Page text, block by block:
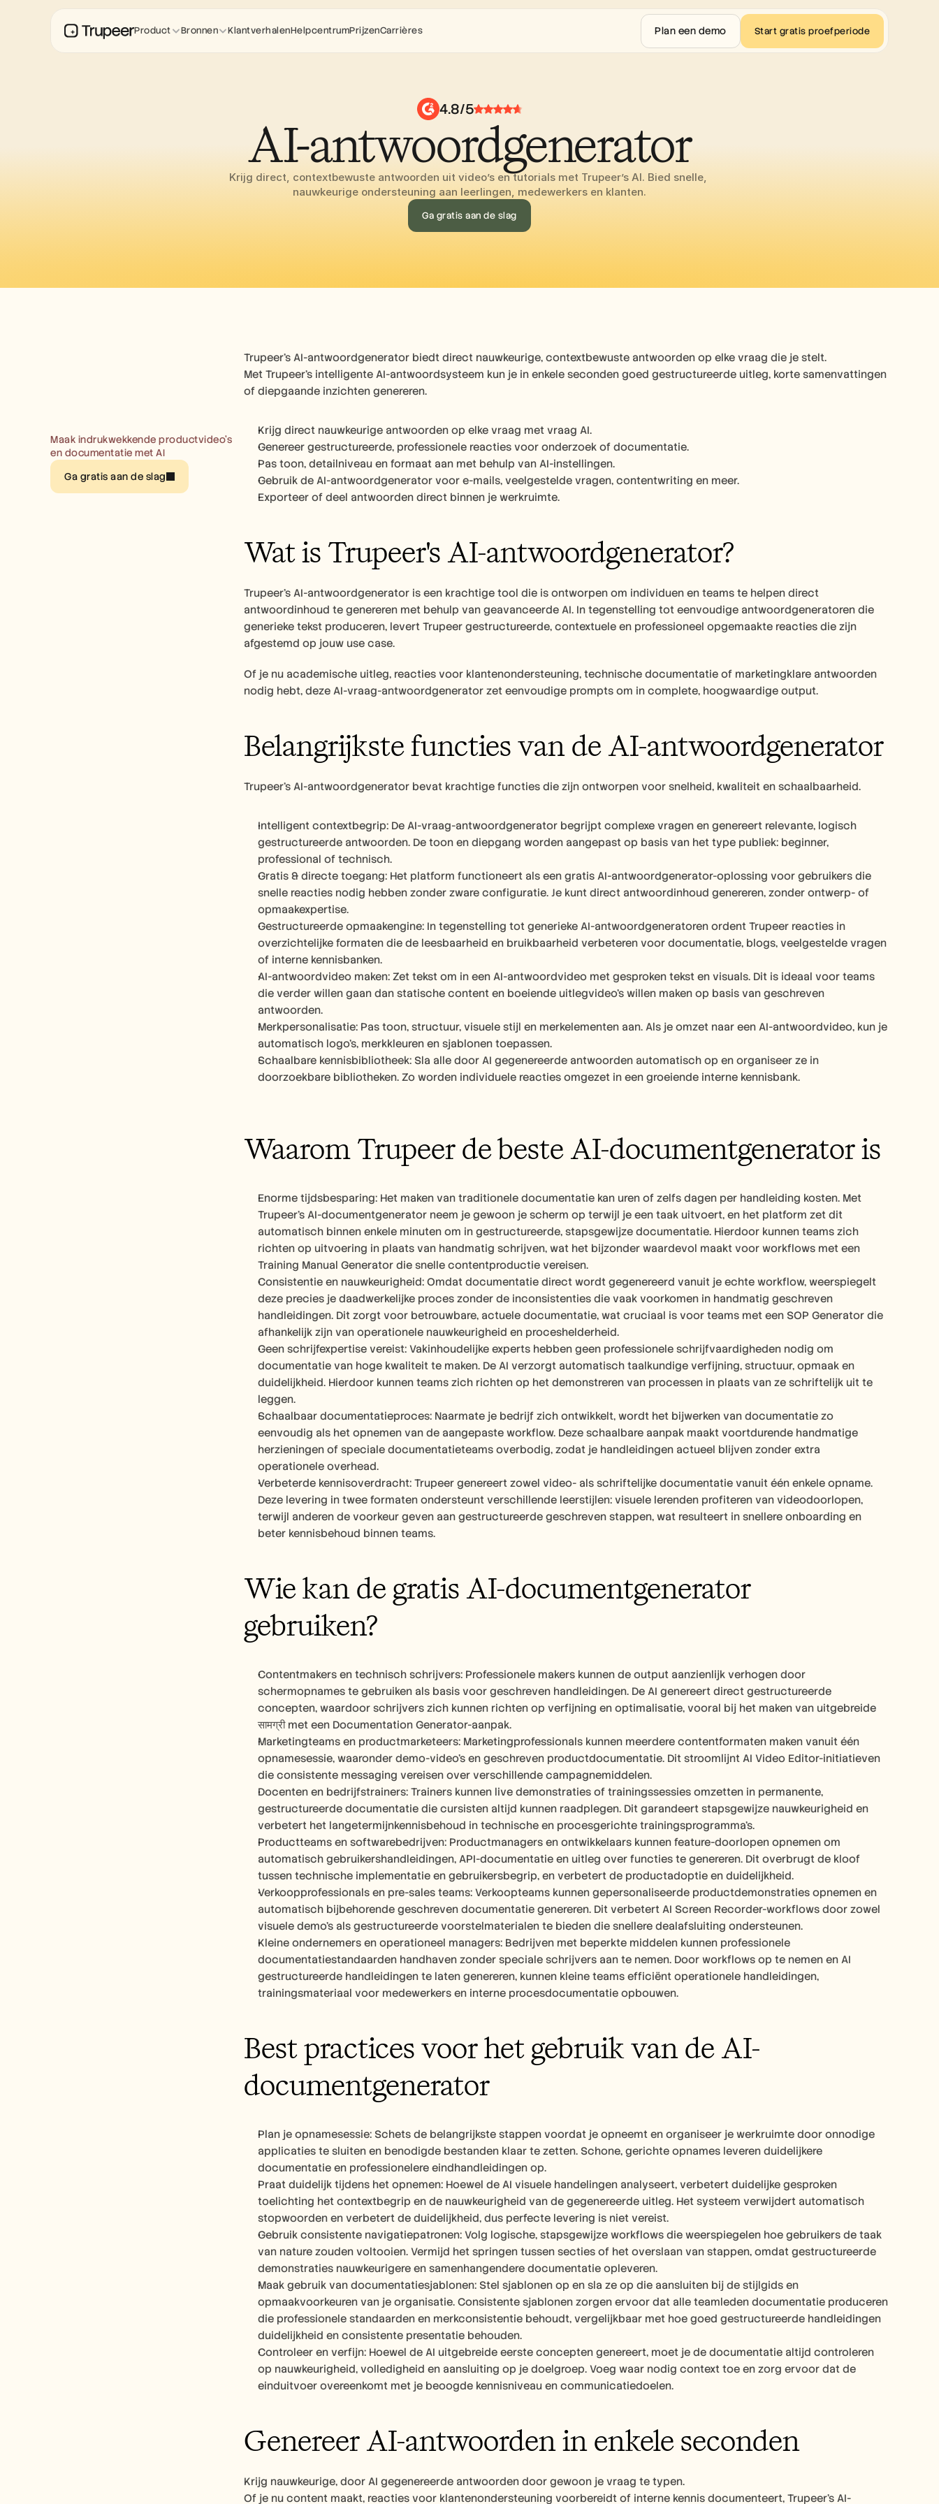
4.8/5
AI-antwoordgenerator
Krijg direct, contextbewuste antwoorden uit video’s en tutorials met Trupeer’s AI. Bied snelle,
nauwkeurige ondersteuning aan leerlingen, medewerkers en klanten.
Ga gratis aan de slag
Maak indrukwekkende productvideo’s
en documentatie met AI
Ga gratis aan de slag
Trupeer's AI-antwoordgenerator biedt direct nauwkeurige, contextbewuste antwoorden op elke vraag die je stelt.
Met Trupeer's intelligente AI-antwoordsysteem kun je in enkele seconden goed gestructureerde uitleg, korte samenvattingen
of diepgaande inzichten genereren.
Krijg direct nauwkeurige antwoorden op elke vraag met vraag AI.
Genereer gestructureerde, professionele reacties voor onderzoek of documentatie.
Pas toon, detailniveau en formaat aan met behulp van AI-instellingen.
Gebruik de AI-antwoordgenerator voor e-mails, veelgestelde vragen, contentwriting en meer.
Exporteer of deel antwoorden direct binnen je werkruimte.
Wat is Trupeer's AI-antwoordgenerator?
Trupeer's AI-antwoordgenerator is een krachtige tool die is ontworpen om individuen en teams te helpen direct
antwoordinhoud te genereren met behulp van geavanceerde AI. In tegenstelling tot eenvoudige antwoordgeneratoren die
generieke tekst produceren, levert Trupeer gestructureerde, contextuele en professioneel opgemaakte reacties die zijn
afgestemd op jouw use case.
Of je nu academische uitleg, reacties voor klantenondersteuning, technische documentatie of marketingklare antwoorden
nodig hebt, deze AI-vraag-antwoordgenerator zet eenvoudige prompts om in complete, hoogwaardige output.
Belangrijkste functies van de AI-antwoordgenerator
Trupeer's AI-antwoordgenerator bevat krachtige functies die zijn ontworpen voor snelheid, kwaliteit en schaalbaarheid.
Intelligent contextbegrip: De AI-vraag-antwoordgenerator begrijpt complexe vragen en genereert relevante, logisch
gestructureerde antwoorden. De toon en diepgang worden aangepast op basis van het type publiek: beginner,
professional of technisch.
Gratis & directe toegang: Het platform functioneert als een gratis AI-antwoordgenerator-oplossing voor gebruikers die
snelle reacties nodig hebben zonder zware configuratie. Je kunt direct antwoordinhoud genereren, zonder ontwerp- of
opmaakexpertise.
Gestructureerde opmaakengine: In tegenstelling tot generieke AI-antwoordgeneratoren ordent Trupeer reacties in
overzichtelijke formaten die de leesbaarheid en bruikbaarheid verbeteren voor documentatie, blogs, veelgestelde vragen
of interne kennisbanken.
AI-antwoordvideo maken: Zet tekst om in een AI-antwoordvideo met gesproken tekst en visuals. Dit is ideaal voor teams
die verder willen gaan dan statische content en boeiende uitlegvideo's willen maken op basis van geschreven
antwoorden.
Merkpersonalisatie: Pas toon, structuur, visuele stijl en merkelementen aan. Als je omzet naar een AI-antwoordvideo, kun je
automatisch logo's, merkkleuren en sjablonen toepassen.
Schaalbare kennisbibliotheek: Sla alle door AI gegenereerde antwoorden automatisch op en organiseer ze in
doorzoekbare bibliotheken. Zo worden individuele reacties omgezet in een groeiende interne kennisbank.
Waarom Trupeer de beste AI-documentgenerator is
Enorme tijdsbesparing: Het maken van traditionele documentatie kan uren of zelfs dagen per handleiding kosten. Met
Trupeer's AI-documentgenerator neem je gewoon je scherm op terwijl je een taak uitvoert, en het platform zet dit
automatisch binnen enkele minuten om in gestructureerde, stapsgewijze documentatie. Hierdoor kunnen teams zich
richten op uitvoering in plaats van handmatig schrijven, wat het bijzonder waardevol maakt voor workflows met een
Training Manual Generator die snelle contentproductie vereisen.
Consistentie en nauwkeurigheid: Omdat documentatie direct wordt gegenereerd vanuit je echte workflow, weerspiegelt
deze precies je daadwerkelijke proces zonder de inconsistenties die vaak voorkomen in handmatig geschreven
handleidingen. Dit zorgt voor betrouwbare, actuele documentatie, wat cruciaal is voor teams met een SOP Generator die
afhankelijk zijn van operationele nauwkeurigheid en proceshelderheid.
Geen schrijfexpertise vereist: Vakinhoudelijke experts hebben geen professionele schrijfvaardigheden nodig om
documentatie van hoge kwaliteit te maken. De AI verzorgt automatisch taalkundige verfijning, structuur, opmaak en
duidelijkheid. Hierdoor kunnen teams zich richten op het demonstreren van processen in plaats van ze schriftelijk uit te
leggen.
Schaalbaar documentatieproces: Naarmate je bedrijf zich ontwikkelt, wordt het bijwerken van documentatie zo
eenvoudig als het opnemen van de aangepaste workflow. Deze schaalbare aanpak maakt voortdurende handmatige
herzieningen of speciale documentatieteams overbodig, zodat je handleidingen actueel blijven zonder extra
operationele overhead.
Verbeterde kennisoverdracht: Trupeer genereert zowel video- als schriftelijke documentatie vanuit één enkele opname.
Deze levering in twee formaten ondersteunt verschillende leerstijlen: visuele lerenden profiteren van videodoorlopen,
terwijl anderen de voorkeur geven aan gestructureerde geschreven stappen, wat resulteert in snellere onboarding en
beter kennisbehoud binnen teams.
Wie kan de gratis AI-documentgenerator
gebruiken?
Contentmakers en technisch schrijvers: Professionele makers kunnen de output aanzienlijk verhogen door
schermopnames te gebruiken als basis voor geschreven handleidingen. De AI genereert direct gestructureerde
concepten, waardoor schrijvers zich kunnen richten op verfijning en optimalisatie, vooral bij het maken van uitgebreide
सामग्री met een Documentation Generator-aanpak.
Marketingteams en productmarketeers: Marketingprofessionals kunnen meerdere contentformaten maken vanuit één
opnamesessie, waaronder demo-video's en geschreven productdocumentatie. Dit stroomlijnt AI Video Editor-initiatieven
die consistente messaging vereisen over verschillende campagnemiddelen.
Docenten en bedrijfstrainers: Trainers kunnen live demonstraties of trainingssessies omzetten in permanente,
gestructureerde documentatie die cursisten altijd kunnen raadplegen. Dit garandeert stapsgewijze nauwkeurigheid en
verbetert het langetermijnkennisbehoud in technische en procesgerichte trainingsprogramma's.
Productteams en softwarebedrijven: Productmanagers en ontwikkelaars kunnen feature-doorlopen opnemen om
automatisch gebruikershandleidingen, API-documentatie en uitleg over functies te genereren. Dit overbrugt de kloof
tussen technische implementatie en gebruikersbegrip, en verbetert de productadoptie en duidelijkheid.
Verkoopprofessionals en pre-sales teams: Verkoopteams kunnen gepersonaliseerde productdemonstraties opnemen en
automatisch bijbehorende geschreven documentatie genereren. Dit verbetert AI Screen Recorder-workflows door zowel
visuele demo's als gestructureerde voorstelmaterialen te bieden die snellere dealafsluiting ondersteunen.
Kleine ondernemers en operationeel managers: Bedrijven met beperkte middelen kunnen professionele
documentatiestandaarden handhaven zonder speciale schrijvers aan te nemen. Door workflows op te nemen en AI
gestructureerde handleidingen te laten genereren, kunnen kleine teams efficiënt operationele handleidingen,
trainingsmateriaal voor medewerkers en interne procesdocumentatie opbouwen.
Best practices voor het gebruik van de AI-
documentgenerator
Plan je opnamesessie: Schets de belangrijkste stappen voordat je opneemt en organiseer je werkruimte door onnodige
applicaties te sluiten en benodigde bestanden klaar te zetten. Schone, gerichte opnames leveren duidelijkere
documentatie en professionelere eindhandleidingen op.
Praat duidelijk tijdens het opnemen: Hoewel de AI visuele handelingen analyseert, verbetert duidelijke gesproken
toelichting het contextbegrip en de nauwkeurigheid van de gegenereerde uitleg. Het systeem verwijdert automatisch
stopwoorden en verbetert de duidelijkheid, dus perfecte levering is niet vereist.
Gebruik consistente navigatiepatronen: Volg logische, stapsgewijze workflows die weerspiegelen hoe gebruikers de taak
van nature zouden voltooien. Vermijd het springen tussen secties of het overslaan van stappen, omdat gestructureerde
demonstraties nauwkeurigere en samenhangendere documentatie opleveren.
Maak gebruik van documentatiesjablonen: Stel sjablonen op en sla ze op die aansluiten bij de stijlgids en
opmaakvoorkeuren van je organisatie. Consistente sjablonen zorgen ervoor dat alle teamleden documentatie produceren
die professionele standaarden en merkconsistentie behoudt, vergelijkbaar met hoe goed gestructureerde handleidingen
duidelijkheid en consistente presentatie behouden.
Controleer en verfijn: Hoewel de AI uitgebreide eerste concepten genereert, moet je de documentatie altijd controleren
op nauwkeurigheid, volledigheid en aansluiting op je doelgroep. Voeg waar nodig context toe en zorg ervoor dat de
einduitvoer overeenkomt met je beoogde kennisniveau en communicatiedoelen.
Genereer AI-antwoorden in enkele seconden
Krijg nauwkeurige, door AI gegenereerde antwoorden door gewoon je vraag te typen.
Of je nu content maakt, reacties voor klantenondersteuning voorbereidt of interne kennis documenteert, Trupeer's AI-
Product Bronnen KlantverhalenHelpcentrumPrijzenCarrières Plan een demo Start gratis proefperiode